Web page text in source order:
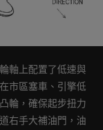
軸上配置了低速與
市區塞車、引擎低
輪，確保起步扭力
右手大補油門，油